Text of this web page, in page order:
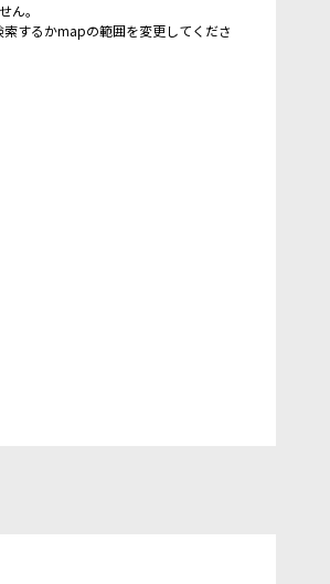
ん。
するかmapの範囲を変更してくださ